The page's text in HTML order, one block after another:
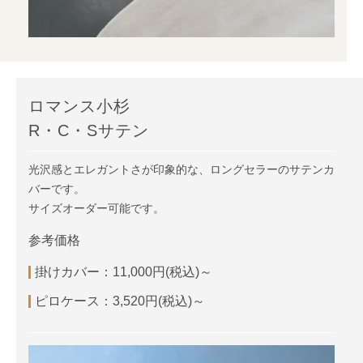
ロマンス小杉
R・C・Sサテン
光沢感とエレガントさが印象的な、ロングセラーのサテンカ
バーです。
サイズオーダー可能です。
参考価格
掛けカバー：11,000円(税込)～
ピロケース：3,520円(税込)～